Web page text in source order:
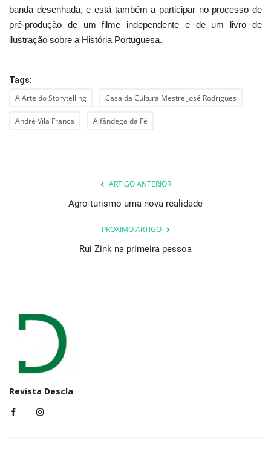
banda desenhada, e está também a participar no processo de
pré-produção de um filme independente e de um livro de
ilustração sobre a História Portuguesa.
Tags:
A Arte do Storytelling Casa da Cultura Mestre José Rodrigues
André Vila Franca Alfândega da Fé
ARTIGO ANTERIOR
Agro-turismo uma nova realidade
PRÓXIMO ARTIGO
Rui Zink na primeira pessoa
Revista Descla